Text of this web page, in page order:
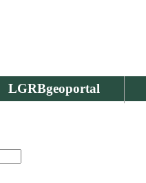
LGRBgeoportal